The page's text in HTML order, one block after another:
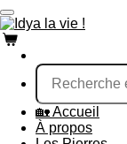
Passer
au
contenu
principal
🏡 Accueil
À propos